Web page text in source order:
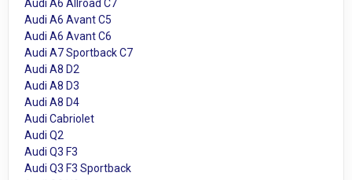
Audi A6 Allroad C7
Audi A6 Avant C5
Audi A6 Avant C6
Audi A7 Sportback C7
Audi A8 D2
Audi A8 D3
Audi A8 D4
Audi Cabriolet
Audi Q2
Audi Q3 F3
Audi Q3 F3 Sportback